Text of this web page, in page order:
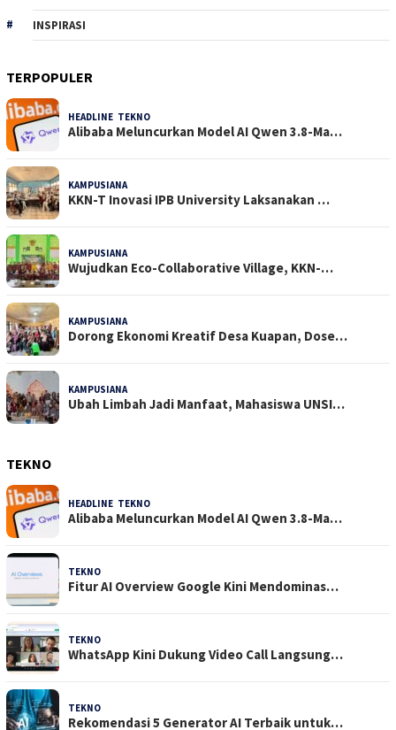
INSPIRASI
TERPOPULER
HEADLINE TEKNO
Alibaba Meluncurkan Model AI Qwen 3.8-Ma…
KAMPUSIANA
KKN-T Inovasi IPB University Laksanakan …
KAMPUSIANA
Wujudkan Eco-Collaborative Village, KKN-…
KAMPUSIANA
Dorong Ekonomi Kreatif Desa Kuapan, Dose…
KAMPUSIANA
Ubah Limbah Jadi Manfaat, Mahasiswa UNSI…
TEKNO
HEADLINE TEKNO
Alibaba Meluncurkan Model AI Qwen 3.8-Ma…
TEKNO
Fitur AI Overview Google Kini Mendominas…
TEKNO
WhatsApp Kini Dukung Video Call Langsung…
TEKNO
Rekomendasi 5 Generator AI Terbaik untuk…